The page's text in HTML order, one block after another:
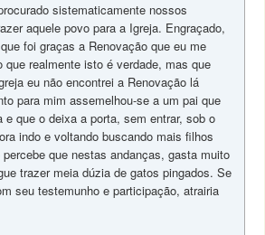
sistematicamente nossos
aquele povo para a Igreja. Engraçado,
foi graças a Renovação que eu me
que realmente isto é verdade, mas que
eu não encontrei a Renovação lá
para mim assemelhou-se a um pai que
que o deixa a porta, sem entrar, sob o
indo e voltando buscando mais filhos
que nestas andanças, gasta muito
trazer meia dúzia de gatos pingados. Se
seu testemunho e participação, atrairia